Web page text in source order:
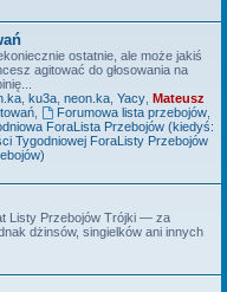
ostatnie, ale może jakiś
agitować do głosowania na
ku3a neon.ka Yacy Mateusz
, Forumowa lista przebojów,
ForaLista Przebojów (kiedyś:
Tygodniowej ForaListy Przebojów
Listy Przebojów Trójki — za
dżinsów, singielków ani innych